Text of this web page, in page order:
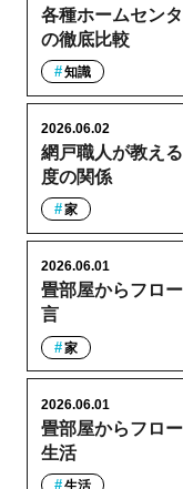
各種ホームセン
の徹底比較
知識
網戸職人が教え
度の関係
2026.06.02
家
畳部屋からフロ
言
2026.06.01
家
畳部屋からフロ
生活
2026.06.01
生活